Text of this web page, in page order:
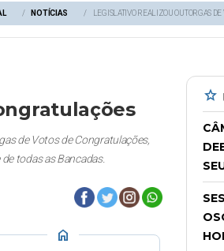
NOTÍCIAS LEGISLATIVO REALIZOU OUTORGAS
de Votos de Congratulações,
todas as Bancadas.
home
star